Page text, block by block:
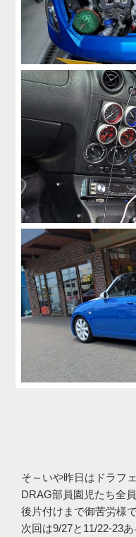
そ～いや昨日はドラフ
DRAG部員園児たち全
後片付けまで御苦労様
次回は9/27と11/22-23